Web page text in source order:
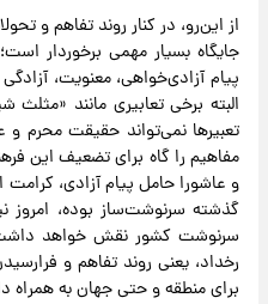
از این‌رو، در کنار روند تفاهم و
جایگاه بسیار مهمی برخوردار
پیام آزادی‌خواهی، معنویت،
البته برخی تعابیری مانند «مثلث
تعبیرها نمی‌تواند حقیقت محرم و
مفاهیم را گاه برای تضعیف این
و عاشورا حامل پیام آزادی،
گذشته سرنوشت‌ساز بوده، امروز
سرنوشت کشور نقش خواهد
رخداد، یعنی روند تفاهم و
برای منطقه و حتی جهان به همراه